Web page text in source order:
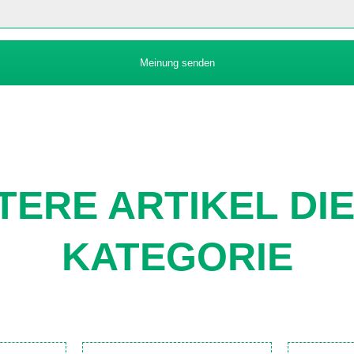
Meinung senden
ARTIKEL
KATEGORIE